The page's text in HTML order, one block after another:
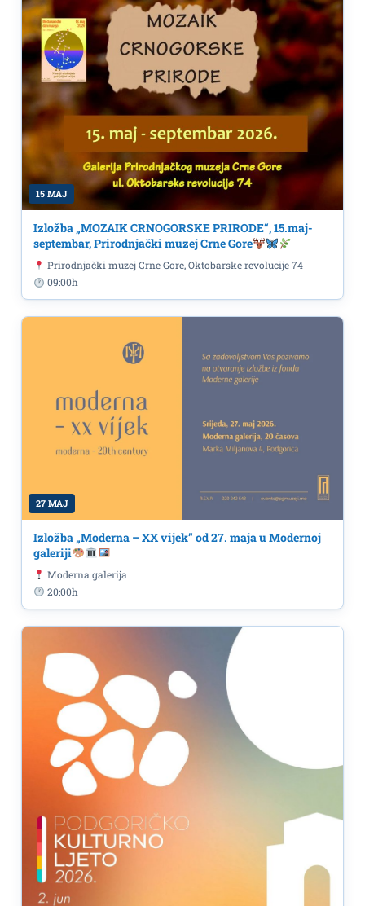
15 MAJ
Izložba „MOZAIK CRNOGORSKE PRIRODE“, 15.maj-
septembar, Prirodnjački muzej Crne Gore
Prirodnjački muzej Crne Gore, Oktobarske revolucije 74
09:00h
27 MAJ
Izložba „Moderna – XX vijek” od 27. maja u Modernoj
galeriji
Moderna galerija
20:00h